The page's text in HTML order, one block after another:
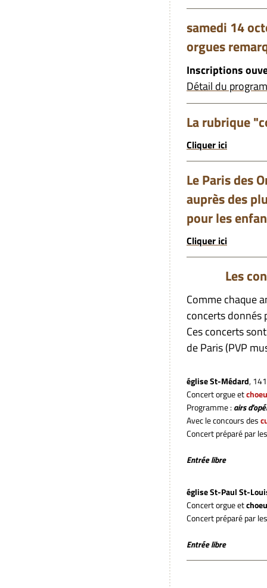
samedi 14
orgues
Inscriptions
Détail du
La rubrique
Cliquer ici
Le Paris des
auprès des
pour les
Cliquer ici
Les
Comme chaque
concerts donnés
Ces concerts
de Paris (PVP
église St-Médard,
Concert orgue et
Programme :airs
Avec le concours des
Concert préparé par les
Entrée libre
église St-Paul St-
Concert orgue et
Concert préparé par
Entrée libre